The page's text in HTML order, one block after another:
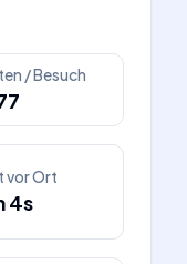
/ Besuch
vor Ort
4s